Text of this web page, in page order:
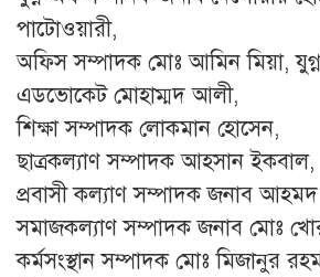
পাটোওয়ারী,
অফিস সম্পাদক মোঃ আমিন মিয়া,
এডভোকেট মোহাম্মদ আলী,
শিক্ষা সম্পাদক লোকমান হোসেন,
ছাত্রকল্যাণ সম্পাদক আহসান ইকবাল,
প্রবাসী কল্যাণ সম্পাদক জনাব
সমাজকল্যাণ সম্পাদক জনাব মোঃ
কর্মসংস্থান সম্পাদক মোঃ মিজানুর